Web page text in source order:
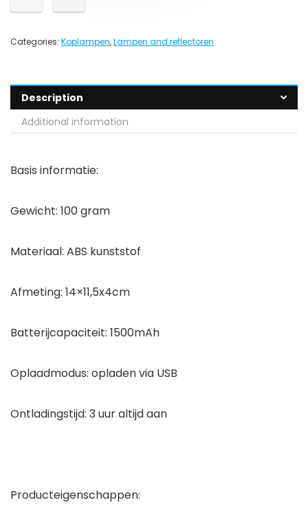
Categories: Koplampen,Lampen and reflectoren
Description
Additional information
Basis informatie:
Gewicht: 100 gram
Materiaal: ABS kunststof
Afmeting: 14×11,5x4cm
Batterijcapaciteit: 1500mAh
Oplaadmodus: opladen via USB
Ontladingstijd: 3 uur altijd aan
Producteigenschappen: